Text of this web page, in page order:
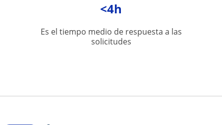
<4h
Es el tiempo medio de respuesta a las
solicitudes